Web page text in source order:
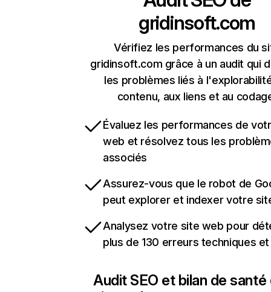
gridinsoft.com
Vérifiez les performances du
gridinsoft.com grâce à un audit qui
les problèmes liés à
contenu, aux liens et au
Évaluez les performances de
web et résolvez tous les
associés
Assurez-vous que le robot de
peut explorer et indexer votre
Analysez votre site web pour
plus de 130 erreurs techniques et
Audit SEO et bilan de santé